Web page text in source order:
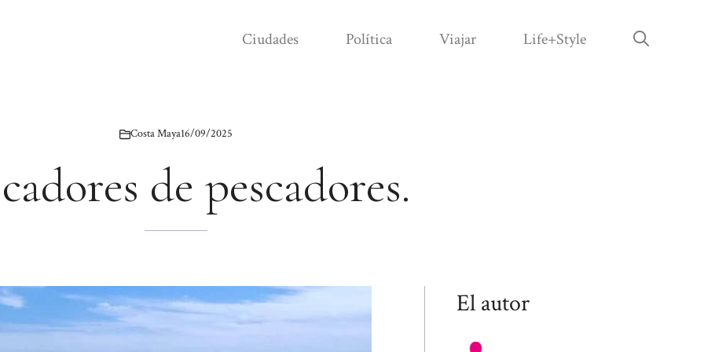
Ciudades Política Viajar Life+Style
Costa Maya16/09/2025
de pescadores.
El autor